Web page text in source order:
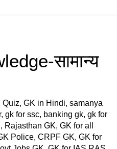
सामान्य
GK in Hindi, samanya
gk for ssc, banking gk, gk for
GK, GK for all
Police, CRPF GK, GK for